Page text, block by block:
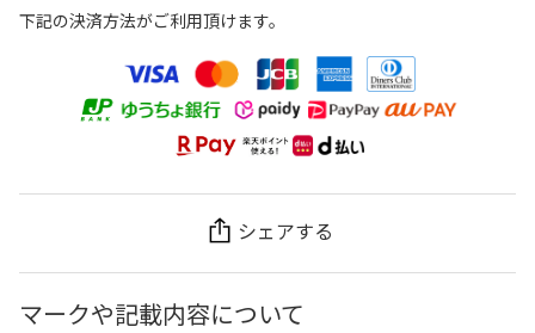
下記の決済方法がご利用頂けます。
シェアする
マークや記載内容について